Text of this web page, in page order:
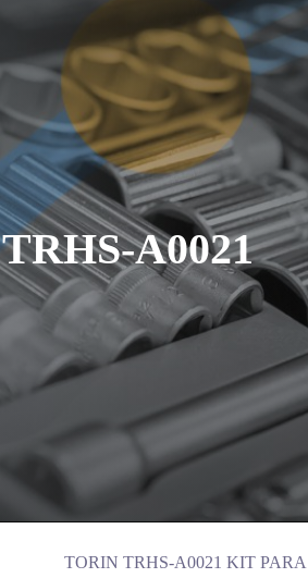
TRHS-A0021
TORIN TRHS-A0021 KIT